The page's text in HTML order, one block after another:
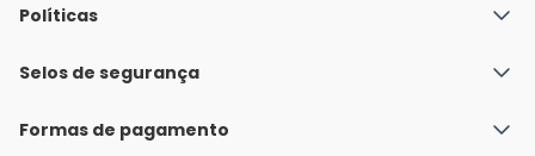
Quem Somos
Nossas lojas
Políticas
Política de Envio
Políticas de Trocas e Devoluções
Selos de segurança
Formas de pagamento